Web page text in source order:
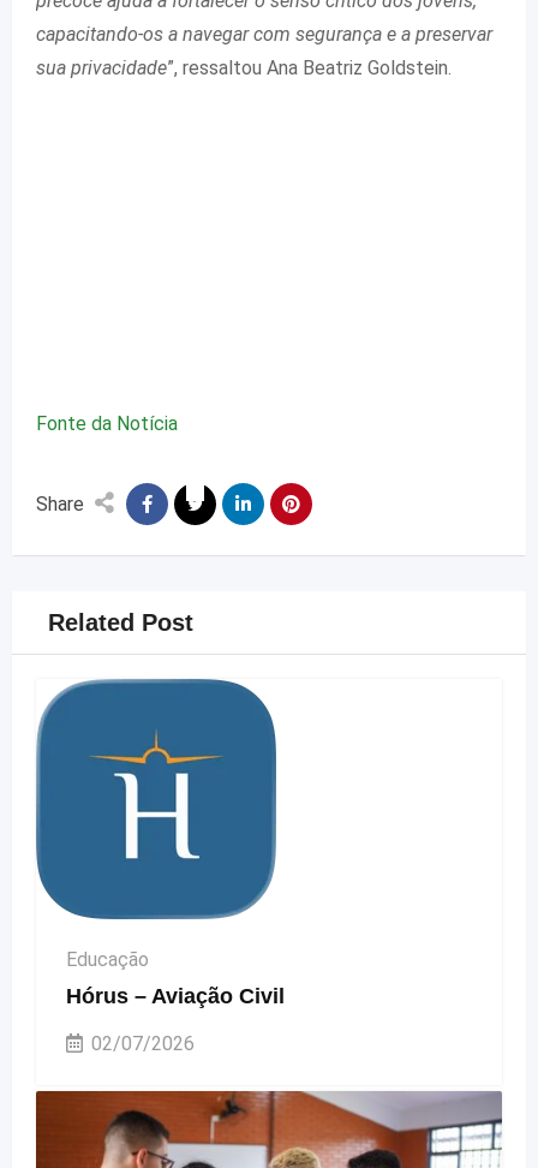
capacitando-os a navegar com segurança e a preservar
sua privacidade”, ressaltou Ana Beatriz Goldstein.
Fonte da Notícia
Share
Related Post
Educação
Hórus – Aviação Civil
02/07/2026